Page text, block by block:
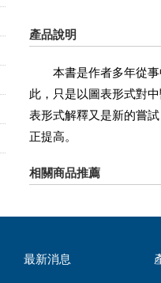
產品說明
本書是作者多年從事
此，只是以圖表形式對
表形式解釋又是新的嘗
正提高。
相關商品推薦
最新消息